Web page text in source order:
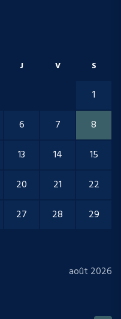
août 2026
J V S
1
6 7
8
13 14
15
20 21
22
27 28
29